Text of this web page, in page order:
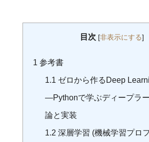
目次 [非表示にする]
1 参考書
1.1 ゼロから作るDeep
―Pythonで学ぶディープラ
論と実装
1.2 深層学習 (機械学習プロ